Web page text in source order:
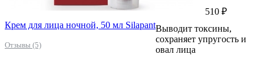
Крем для лица ночной, 50 мл Silapant
Отзывы (5)
510 ₽
Выводит токсины,
сохраняет упругость и
овал лица